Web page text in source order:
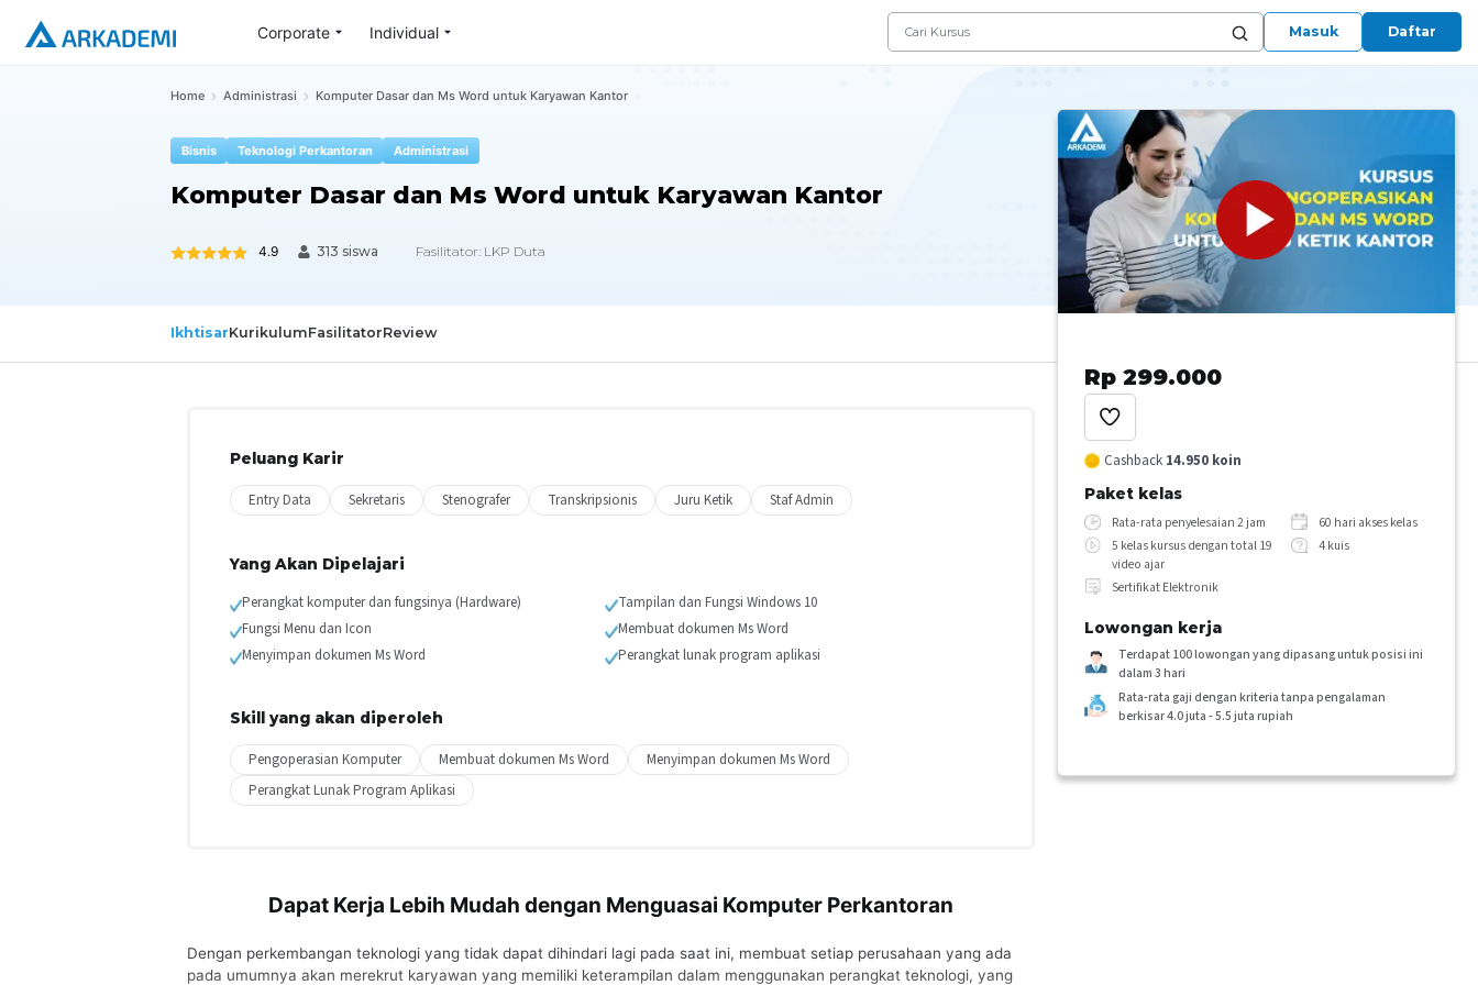
Corporate Individual Masuk Daftar
Home Administrasi Komputer Dasar dan Ms Word untuk Karyawan Kantor
Bisnis Teknologi Perkantoran Administrasi
Komputer Dasar dan Ms Word untuk Karyawan Kantor
4.9 313 siswa Fasilitator: LKP Duta
IkhtisarKurikulumFasilitatorReview
Peluang Karir
Entry Data Sekretaris Stenografer Transkripsionis Juru Ketik Staf Admin
Yang Akan Dipelajari
Perangkat komputer dan fungsinya (Hardware)
Tampilan dan Fungsi Windows 10
Fungsi Menu dan Icon
Membuat dokumen Ms Word
Menyimpan dokumen Ms Word
Perangkat lunak program aplikasi
Skill yang akan diperoleh
Pengoperasian Komputer Membuat dokumen Ms Word
Menyimpan dokumen Ms Word
Perangkat Lunak Program Aplikasi
Dapat Kerja Lebih Mudah dengan Menguasai Komputer Perkantoran
Dengan perkembangan teknologi yang tidak dapat dihindari lagi pada saat ini, membuat setiap perusahaan yang ada
pada umumnya akan merekrut karyawan yang memiliki keterampilan dalam menggunakan perangkat teknologi, yang
Rp 299.000
Cashback 14.950 koin
Paket kelas
Rata-rata penyelesaian 2 jam
60 hari akses kelas
5 kelas kursus dengan total 19
video ajar
4 kuis
Sertifikat Elektronik
Lowongan kerja
Terdapat 100 lowongan yang dipasang untuk posisi ini
dalam 3 hari
Rata-rata gaji dengan kriteria tanpa pengalaman
berkisar 4.0 juta - 5.5 juta rupiah